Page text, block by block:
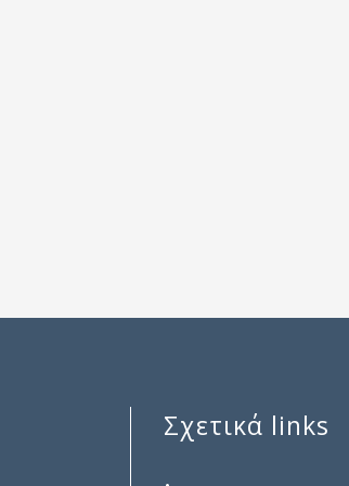
Σχετικά links
.